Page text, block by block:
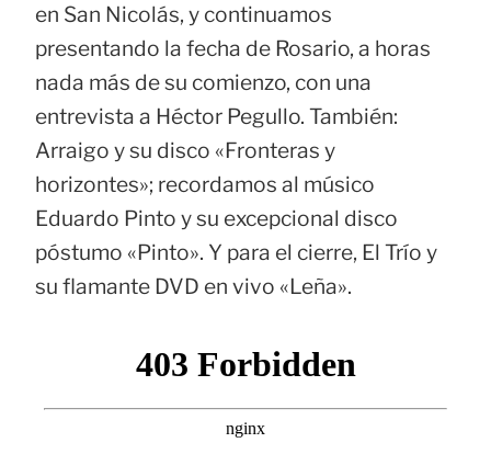
en San Nicolás, y continuamos
presentando la fecha de Rosario, a horas
nada más de su comienzo, con una
entrevista a Héctor Pegullo. También:
Arraigo y su disco «Fronteras y
horizontes»; recordamos al músico
Eduardo Pinto y su excepcional disco
póstumo «Pinto». Y para el cierre, El Trío y
su flamante DVD en vivo «Leña».